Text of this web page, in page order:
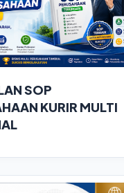
SOP
KURIR MULTI